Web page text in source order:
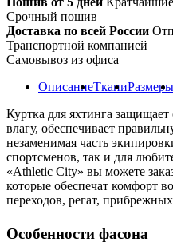
Срочный пошив
Доставка по всей России
Транспортной компанией
Самовывоз из офиса
ОписаниеТканиРазмеры
Куртка для яхтинга
влагу, обеспечивает
незаменимая часть
спортсменов, так и для
«Athletic City» вы можете
которые обеспечат комфорт
переходов, регат,
Особенности фасона